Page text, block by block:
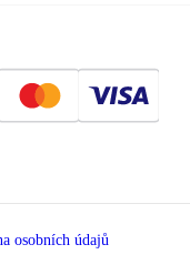
osobních údajů